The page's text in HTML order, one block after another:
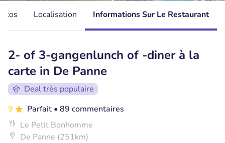
Localisation Informations Sur Le Restaurant
2- of 3-gangenlunch of -diner à la
carte in De Panne
Deal très populaire
9
Parfait • 89 commentaires
Le Petit Bonhomme
De Panne (251km)